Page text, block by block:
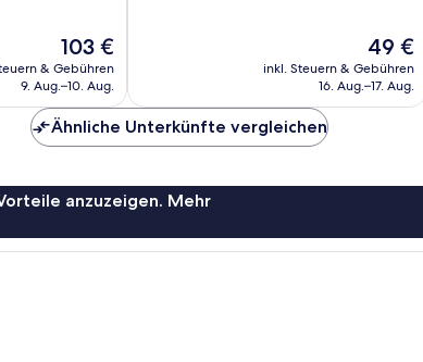
Der
Preis
beträgt
103 €
& Gebühren
9. Aug.–10. Aug.
Der
Preis
beträgt
49 €
inkl. Steuern & Gebühren
16. Aug.–17. Aug.
Ähnliche Unterkünfte vergleichen
anzuzeigen. Mehr